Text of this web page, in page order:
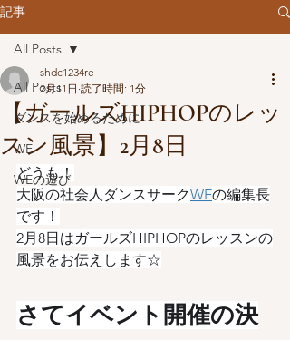
記事
All Posts
ダンスを始めるために
WE
WEの遊び
All Posts
【ガールズHIPHOPのレッ
スン風景】2月8日
shdc1234re
2月11日 読了時間: 1分
どうも！
大阪の社会人ダンスサークWEの編集長
です！
2月8日はガールズHIPHOPのレッスンの
風景をお伝えします☆
さてイベント開催の決